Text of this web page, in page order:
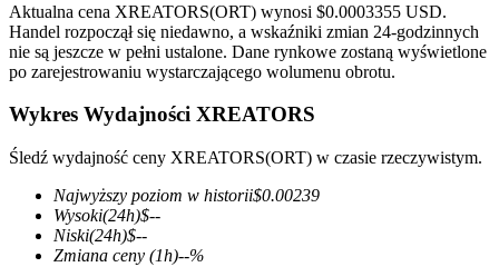
Kontrakty futures wykorzystujące USDT jako zabezpieczenie
Kontrakty terminowe COIN-M
Aktualna cena XREATORS(ORT) wynosi $0.0003355 USD.
Handel rozpoczął się niedawno, a wskaźniki zmian 24-godzinnych
nie są jeszcze w pełni ustalone. Dane rynkowe zostaną wyświetlone
po zarejestrowaniu wystarczającego wolumenu obrotu.
Wykres Wydajności XREATORS
Śledź wydajność ceny XREATORS(ORT) w czasie rzeczywistym.
Najwyższy poziom w historii$0.00239
Wysoki(24h)$--
Niski(24h)$--
Zmiana ceny (1h)--%